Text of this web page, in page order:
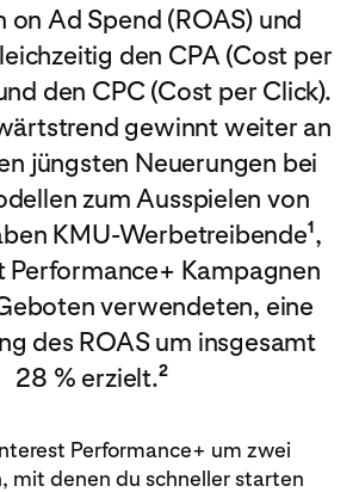
on Ad Spend (ROAS) und
den CPA (Cost per
den CPC (Cost per Click).
gewinnt weiter an
jüngsten Neuerungen bei
zum Ausspielen von
KMU-Werbetreibende1 ,
Performance+ Kampagnen
verwendeten, eine
des ROAS um insgesamt
28 % erzielt.2
Performance+ um zwei
mit denen du schneller starten